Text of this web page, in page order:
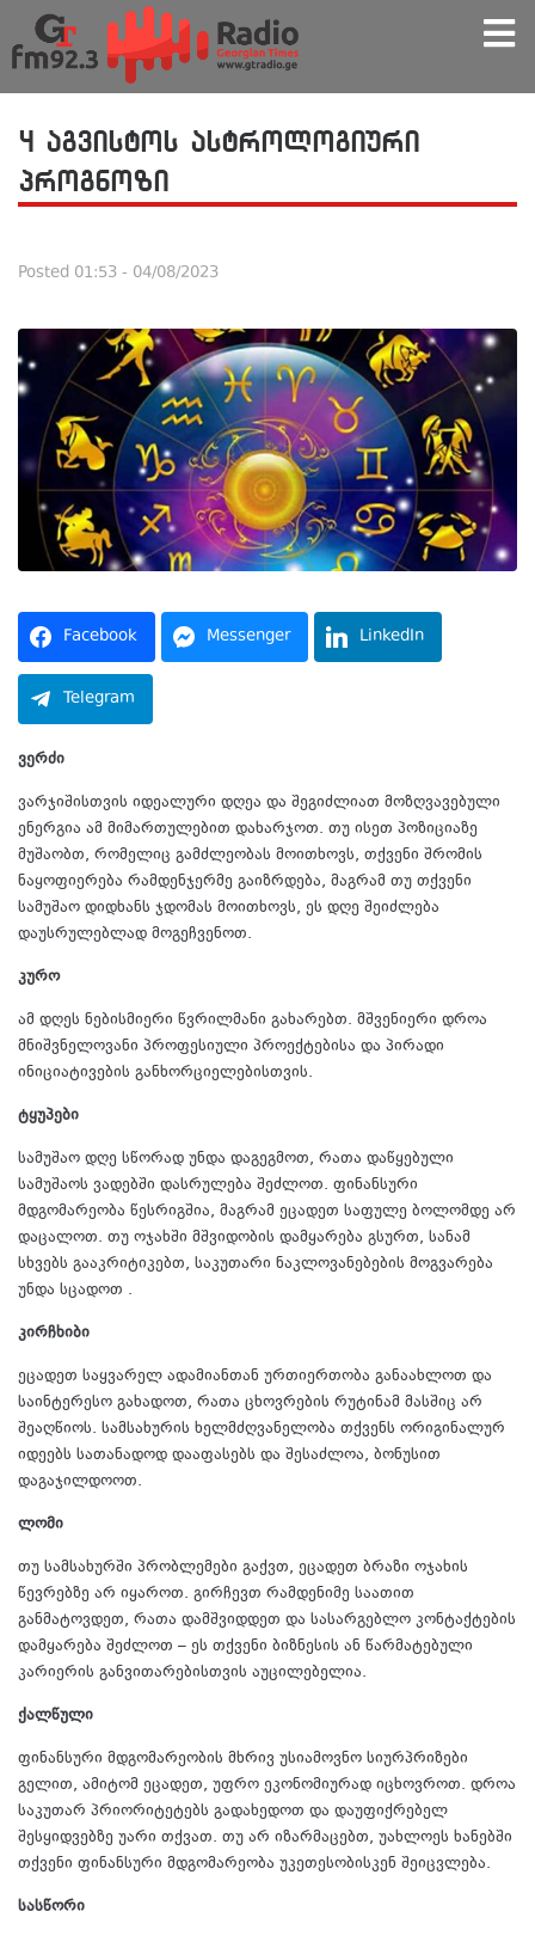
4 აგვისტოს ასტროლოგიური
პროგნოზი
Posted 01:53 - 04/08/2023
Facebook Messenger LinkedIn
Telegram
ვერძი
ვარჯიშისთვის იდეალური დღეა და შეგიძლიათ მოზღვავებული
ენერგია ამ მიმართულებით დახარჯოთ. თუ ისეთ პოზიციაზე
მუშაობთ, რომელიც გამძლეობას მოითხოვს, თქვენი შრომის
ნაყოფიერება რამდენჯერმე გაიზრდება, მაგრამ თუ თქვენი
სამუშაო დიდხანს ჯდომას მოითხოვს, ეს დღე შეიძლება
დაუსრულებლად მოგეჩვენოთ.
კურო
ამ დღეს ნებისმიერი წვრილმანი გახარებთ. მშვენიერი დროა
მნიშვნელოვანი პროფესიული პროექტებისა და პირადი
ინიციატივების განხორციელებისთვის.
ტყუპები
სამუშაო დღე სწორად უნდა დაგეგმოთ, რათა დაწყებული
სამუშაოს ვადებში დასრულება შეძლოთ. ფინანსური
მდგომარეობა წესრიგშია, მაგრამ ეცადეთ საფულე ბოლომდე არ
დაცალოთ. თუ ოჯახში მშვიდობის დამყარება გსურთ, სანამ
სხვებს გააკრიტიკებთ, საკუთარი ნაკლოვანებების მოგვარება
უნდა სცადოთ .
კირჩხიბი
ეცადეთ საყვარელ ადამიანთან ურთიერთობა განაახლოთ და
საინტერესო გახადოთ, რათა ცხოვრების რუტინამ მასშიც არ
შეაღწიოს. სამსახურის ხელმძღვანელობა თქვენს ორიგინალურ
იდეებს სათანადოდ დააფასებს და შესაძლოა, ბონუსით
დაგაჯილდოოთ.
ლომი
თუ სამსახურში პრობლემები გაქვთ, ეცადეთ ბრაზი ოჯახის
წევრებზე არ იყაროთ. გირჩევთ რამდენიმე საათით
განმატოვდეთ, რათა დამშვიდდეთ და სასარგებლო კონტაქტების
დამყარება შეძლოთ – ეს თქვენი ბიზნესის ან წარმატებული
კარიერის განვითარებისთვის აუცილებელია.
ქალწული
ფინანსური მდგომარეობის მხრივ უსიამოვნო სიურპრიზები
გელით, ამიტომ ეცადეთ, უფრო ეკონომიურად იცხოვროთ. დროა
საკუთარ პრიორიტეტებს გადახედოთ და დაუფიქრებელ
შესყიდვებზე უარი თქვათ. თუ არ იზარმაცებთ, უახლოეს ხანებში
თქვენი ფინანსური მდგომარეობა უკეთესობისკენ შეიცვლება.
სასწორი